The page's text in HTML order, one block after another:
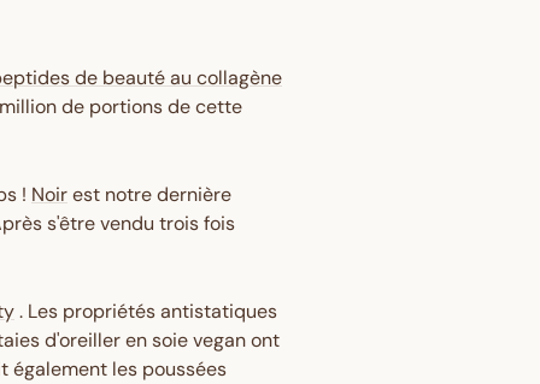
de beauté au collagène
de portions de cette
! Noirest notre dernière
s'être vendu trois fois
. Les propriétés antistatiques
d'oreiller en soie vegan ont
également les poussées